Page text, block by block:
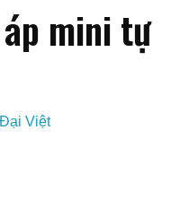
mini tự
Việt